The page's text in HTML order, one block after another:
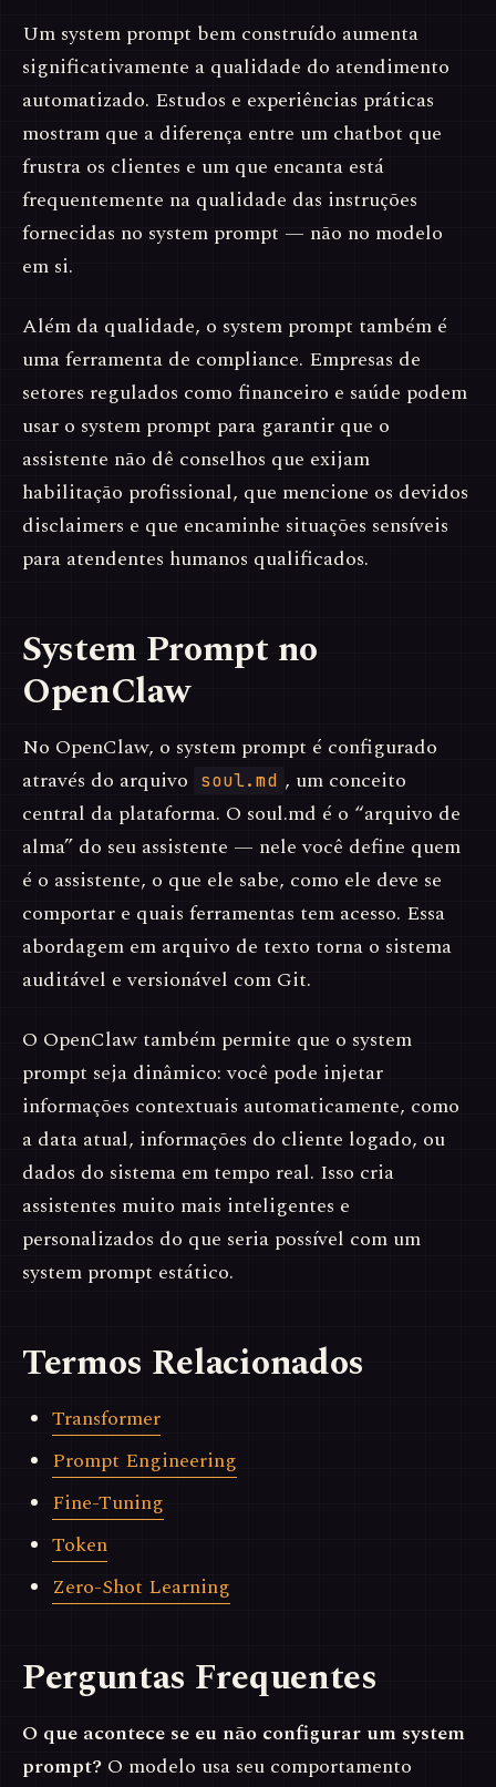
Um system prompt bem construído aumenta
significativamente a qualidade do atendimento
automatizado. Estudos e experiências práticas
mostram que a diferença entre um chatbot que
frustra os clientes e um que encanta está
frequentemente na qualidade das instruções
fornecidas no system prompt — não no modelo
em si.
Além da qualidade, o system prompt também é
uma ferramenta de compliance. Empresas de
setores regulados como financeiro e saúde podem
usar o system prompt para garantir que o
assistente não dê conselhos que exijam
habilitação profissional, que mencione os devidos
disclaimers e que encaminhe situações sensíveis
para atendentes humanos qualificados.
System Prompt no
OpenClaw
No OpenClaw, o system prompt é configurado
através do arquivo
soul.md , um conceito
central da plataforma. O soul.md é o “arquivo de
alma” do seu assistente — nele você define quem
é o assistente, o que ele sabe, como ele deve se
comportar e quais ferramentas tem acesso. Essa
abordagem em arquivo de texto torna o sistema
auditável e versionável com Git.
O OpenClaw também permite que o system
prompt seja dinâmico: você pode injetar
informações contextuais automaticamente, como
a data atual, informações do cliente logado, ou
dados do sistema em tempo real. Isso cria
assistentes muito mais inteligentes e
personalizados do que seria possível com um
system prompt estático.
Termos Relacionados
Transformer
Prompt Engineering
Fine-Tuning
Token
Zero-Shot Learning
Perguntas Frequentes
O que acontece se eu não configurar um system
prompt? O modelo usa seu comportamento